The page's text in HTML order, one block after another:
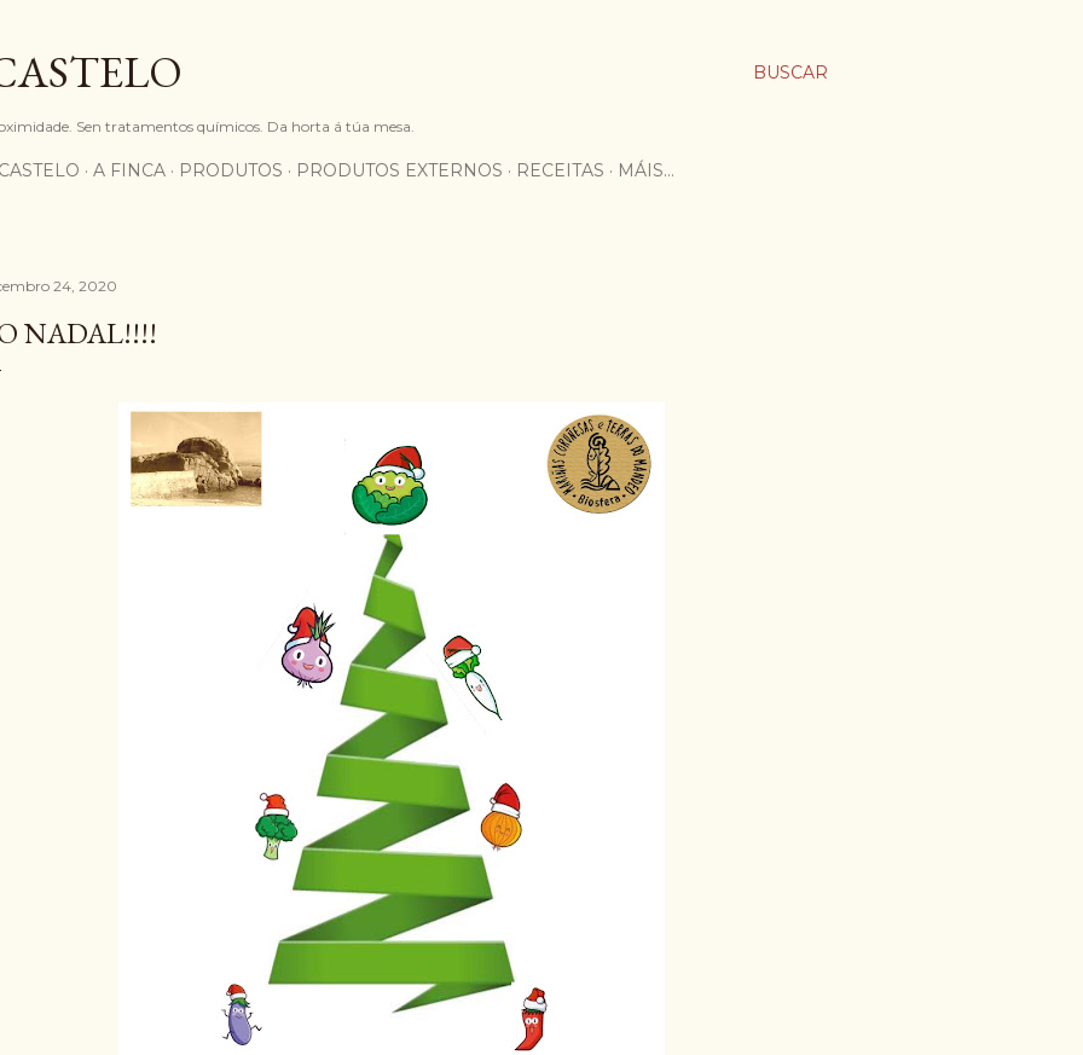
BUSCAR
Sen tratamentos químicos. Da horta á túa mesa.
A FINCA PRODUTOS PRODUTOS EXTERNOS RECEITAS MÁIS…
24, 2020
NADAL!!!!